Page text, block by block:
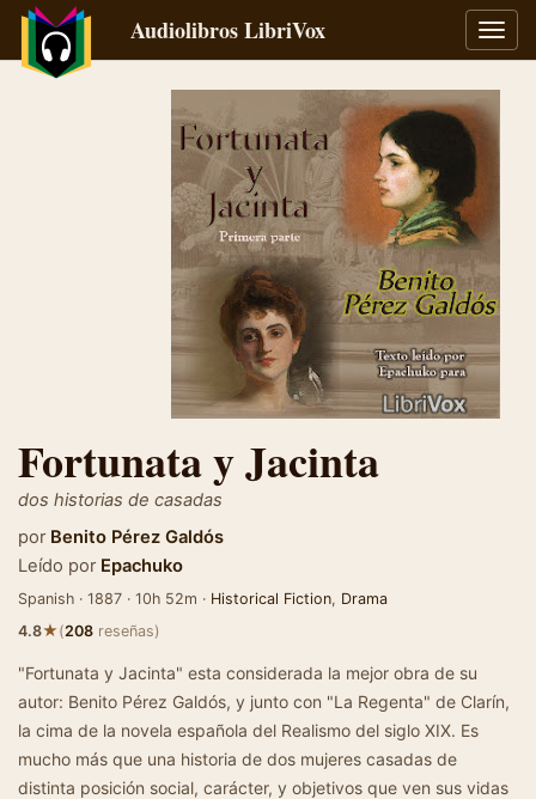
Audiolibros LibriVox
Fortunata y Jacinta
dos historias de casadas
por Benito Pérez Galdós
Leído por Epachuko
Spanish · 1887 · 10h 52m · Historical Fiction, Drama
4.8★(208 reseñas)
"Fortunata y Jacinta" esta considerada la mejor obra de su
autor: Benito Pérez Galdós, y junto con "La Regenta" de Clarín,
la cima de la novela española del Realismo del siglo XIX. Es
mucho más que una historia de dos mujeres casadas de
distinta posición social, carácter, y objetivos que ven sus vidas